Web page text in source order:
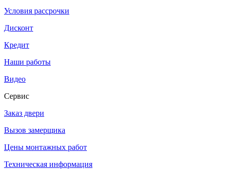
Условия рассрочки
Дисконт
Кредит
Наши работы
Видео
Сервис
Заказ двери
Вызов замерщика
Цены монтажных работ
Техническая информация